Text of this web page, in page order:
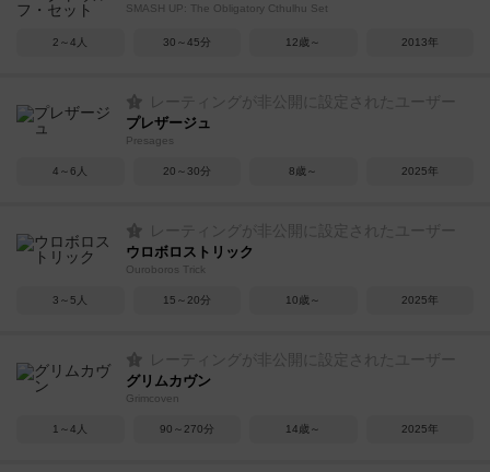
SMASH UP: The Obligatory Cthulhu Set
2～4人 30～45分 12歳～ 2013年
レーティングが非公開に設定されたユーザー
プレザージュ
Presages
4～6人 20～30分 8歳～ 2025年
レーティングが非公開に設定されたユーザー
ウロボロストリック
Ouroboros Trick
3～5人 15～20分 10歳～ 2025年
レーティングが非公開に設定されたユーザー
グリムカヴン
Grimcoven
1～4人 90～270分 14歳～ 2025年